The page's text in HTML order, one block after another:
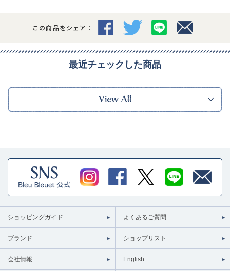
この商品をシェア：
最近チェックした商品
ショッピングガイド よくあるご質問
ブランド ショップリスト
会社情報 English